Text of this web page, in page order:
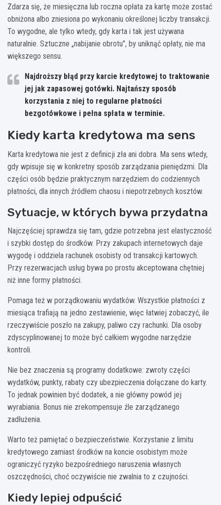
Zdarza się, że miesięczna lub roczna opłata za kartę może zostać
obniżona albo zniesiona po wykonaniu określonej liczby transakcji.
To wygodne, ale tylko wtedy, gdy karta i tak jest używana
naturalnie. Sztuczne „nabijanie obrotu”, by uniknąć opłaty, nie ma
większego sensu.
Najdroższy błąd przy karcie kredytowej to traktowanie
jej jak zapasowej gotówki. Najtańszy sposób
korzystania z niej to regularne płatności
bezgotówkowe i pełna spłata w terminie.
Kiedy karta kredytowa ma sens
Karta kredytowa nie jest z definicji zła ani dobra. Ma sens wtedy,
gdy wpisuje się w konkretny sposób zarządzania pieniędzmi. Dla
części osób będzie praktycznym narzędziem do codziennych
płatności, dla innych źródłem chaosu i niepotrzebnych kosztów.
Sytuacje, w których bywa przydatna
Najczęściej sprawdza się tam, gdzie potrzebna jest elastyczność
i szybki dostęp do środków. Przy zakupach internetowych daje
wygodę i oddziela rachunek osobisty od transakcji kartowych.
Przy rezerwacjach usług bywa po prostu akceptowana chętniej
niż inne formy płatności.
Pomaga też w porządkowaniu wydatków. Wszystkie płatności z
miesiąca trafiają na jedno zestawienie, więc łatwiej zobaczyć, ile
rzeczywiście poszło na zakupy, paliwo czy rachunki. Dla osoby
zdyscyplinowanej to może być całkiem wygodne narzędzie
kontroli.
Nie bez znaczenia są programy dodatkowe: zwroty części
wydatków, punkty, rabaty czy ubezpieczenia dołączane do karty.
To jednak powinien być dodatek, a nie główny powód jej
wyrabiania. Bonus nie zrekompensuje źle zarządzanego
zadłużenia.
Warto też pamiętać o bezpieczeństwie. Korzystanie z limitu
kredytowego zamiast środków na koncie osobistym może
ograniczyć ryzyko bezpośredniego naruszenia własnych
oszczędności, choć oczywiście nie zwalnia to z czujności.
Kiedy lepiej odpuścić